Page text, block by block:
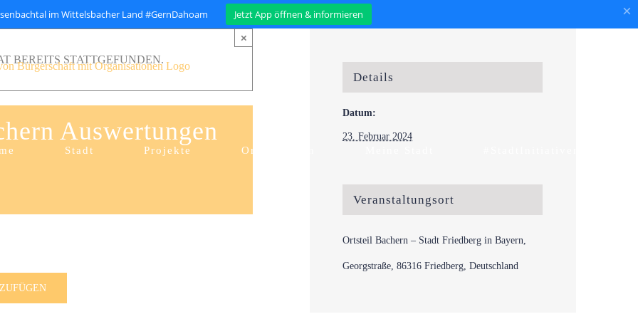
im Wittelsbacher Land #GernDahoam Jetzt App öffnen & informieren ×
Stadt Projekte Organisation
BEREITS STATTGEFUNDEN.
×
Auswertungen
Details
Datum:
23. Februar 2024
Veranstaltungsort
Ortsteil Bachern – Stadt Friedberg in Bayern,
Georgstraße, 86316 Friedberg, Deutschland